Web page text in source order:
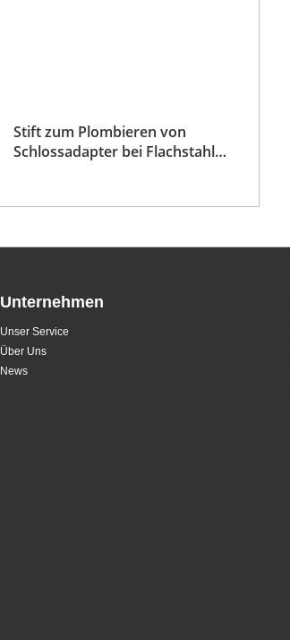
Stift zum Plombieren von
Schlossadapter bei Flachstahl
Unternehmen
Unser Service
Über Uns
News